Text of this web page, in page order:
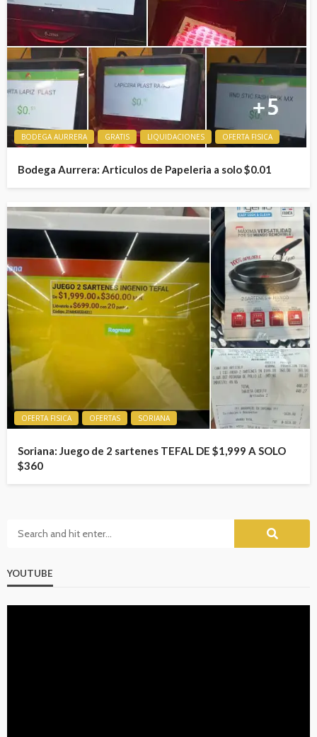
BODEGA AURRERA GRATIS LIQUIDACIONES OFERTA FISICA
Bodega Aurrera: Articulos de Papeleria a solo $0.01
OFERTA FISICA OFERTAS SORIANA
Soriana: Juego de 2 sartenes TEFAL DE $1,999 A SOLO
$360
YOUTUBE